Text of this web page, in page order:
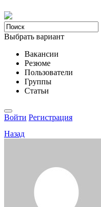
Выбрать вариант
Вакансии
Резюме
Пользователи
Группы
Статьи
Войти Регистрация
Назад